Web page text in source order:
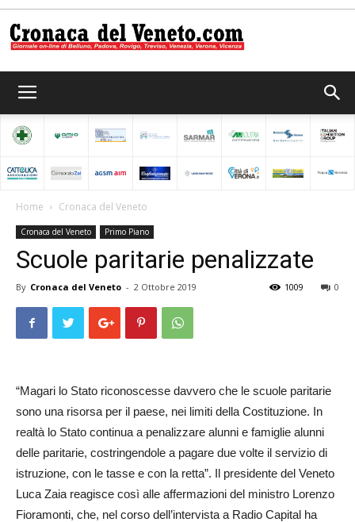
del
Home Cronaca del Veneto
Cronaca del Veneto Primo Piano
Scuole paritarie penalizzate
By Cronaca del Veneto - 2 Ottobre 2019 0
1009
“Magari lo Stato riconoscesse davvero che le scuole paritarie
sono una risorsa per il paese, nei limiti della Costituzione. In
realtà lo Stato continua a penalizzare alunni e famiglie alunni
delle paritarie, costringendole a pagare due volte il servizio di
istruzione, con le tasse e con la retta”. Il presidente del Veneto
Luca Zaia reagisce così alle affermazioni del ministro Lorenzo
Fioramonti, che, nel corso dell’intervista a Radio Capital ha